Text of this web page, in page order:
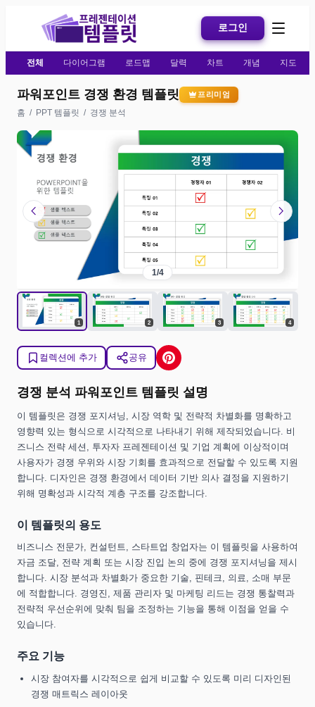
로그인
전체 다이어그램 로드맵 달력 차트 개념 지도
파워포인트 경쟁 환경 템플릿 프리미엄
홈 / PPT 템플릿 / 경쟁 분석
chevron_left chevron_right
1/4
1 2 3 4
컬렉션에 추가 공유
경쟁 분석 파워포인트 템플릿 설명
이 템플릿은 경쟁 포지셔닝, 시장 역학 및 전략적 차별화를 명확하고
영향력 있는 형식으로 시각적으로 나타내기 위해 제작되었습니다. 비
즈니스 전략 세션, 투자자 프레젠테이션 및 기업 계획에 이상적이며
사용자가 경쟁 우위와 시장 기회를 효과적으로 전달할 수 있도록 지원
합니다. 디자인은 경쟁 환경에서 데이터 기반 의사 결정을 지원하기
위해 명확성과 시각적 계층 구조를 강조합니다.
이 템플릿의 용도
비즈니스 전문가, 컨설턴트, 스타트업 창업자는 이 템플릿을 사용하여
자금 조달, 전략 계획 또는 시장 진입 논의 중에 경쟁 포지셔닝을 제시
합니다. 시장 분석과 차별화가 중요한 기술, 핀테크, 의료, 소매 부문
에 적합합니다. 경영진, 제품 관리자 및 마케팅 리드는 경쟁 통찰력과
전략적 우선순위에 맞춰 팀을 조정하는 기능을 통해 이점을 얻을 수
있습니다.
주요 기능
시장 참여자를 시각적으로 쉽게 비교할 수 있도록 미리 디자인된
경쟁 매트릭스 레이아웃